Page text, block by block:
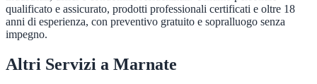
qualificato e assicurato, prodotti professionali certificati e oltre 18
anni di esperienza, con preventivo gratuito e sopralluogo senza
impegno.
Altri Servizi a Marnate